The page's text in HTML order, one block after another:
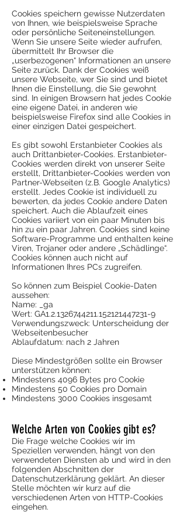
Cookies speichern gewisse Nutzerdaten
von Ihnen, wie beispielsweise Sprache
oder persönliche Seiteneinstellungen.
Wenn Sie unsere Seite wieder aufrufen,
übermittelt Ihr Browser die
„userbezogenen“ Informationen an unsere
Seite zurück. Dank der Cookies weiß
unsere Webseite, wer Sie sind und bietet
Ihnen die Einstellung, die Sie gewohnt
sind. In einigen Browsern hat jedes Cookie
eine eigene Datei, in anderen wie
beispielsweise Firefox sind alle Cookies in
einer einzigen Datei gespeichert.
Es gibt sowohl Erstanbieter Cookies als
auch Drittanbieter-Cookies. Erstanbieter-
Cookies werden direkt von unserer Seite
erstellt, Drittanbieter-Cookies werden von
Partner-Webseiten (z.B. Google Analytics)
erstellt. Jedes Cookie ist individuell zu
bewerten, da jedes Cookie andere Daten
speichert. Auch die Ablaufzeit eines
Cookies variiert von ein paar Minuten bis
hin zu ein paar Jahren. Cookies sind keine
Software-Programme und enthalten keine
Viren, Trojaner oder andere „Schädlinge“.
Cookies können auch nicht auf
Informationen Ihres PCs zugreifen.
So können zum Beispiel Cookie-Daten
aussehen:
Name: _ga
Wert: GA1.2.1326744211.152121447231-9
Verwendungszweck: Unterscheidung der
Webseitenbesucher
Ablaufdatum: nach 2 Jahren
Diese Mindestgrößen sollte ein Browser
unterstützen können:
Mindestens 4096 Bytes pro Cookie
Mindestens 50 Cookies pro Domain
Mindestens 3000 Cookies insgesamt
Welche Arten von Cookies gibt es?
Die Frage welche Cookies wir im
Speziellen verwenden, hängt von den
verwendeten Diensten ab und wird in den
folgenden Abschnitten der
Datenschutzerklärung geklärt. An dieser
Stelle möchten wir kurz auf die
verschiedenen Arten von HTTP-Cookies
eingehen.